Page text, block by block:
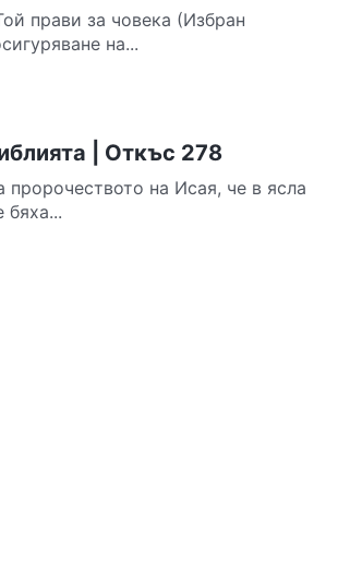
прави за човека (Избран
на...
| Откъс 278
пророчеството на Исая, че в ясла